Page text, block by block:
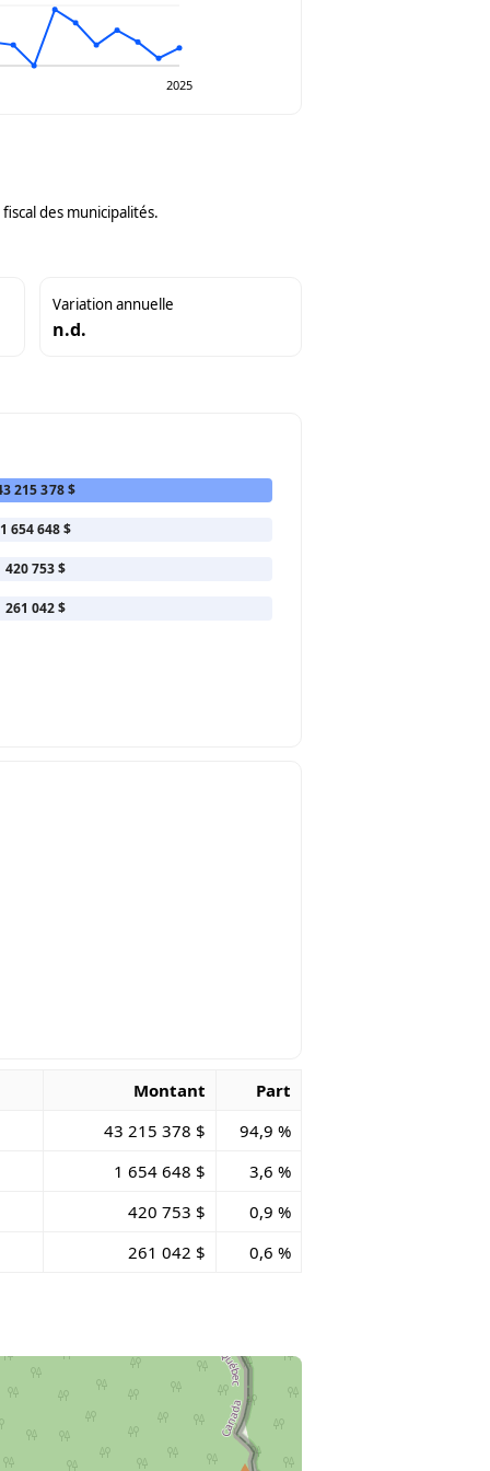
2025
des municipalités.
Variation annuelle
n.d.
215 378 $
1 654 648 $
420 753 $
261 042 $
Montant
Part
43 215 378 $
94,9 %
1 654 648 $
3,6 %
420 753 $
0,9 %
261 042 $
0,6 %